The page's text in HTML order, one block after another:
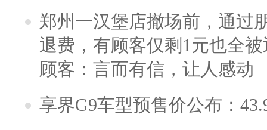
郑州一汉堡店撤场前，通过
退费，有顾客仅剩1元也全
顾客：言而有信，让人感动
享界G9车型预售价公布：